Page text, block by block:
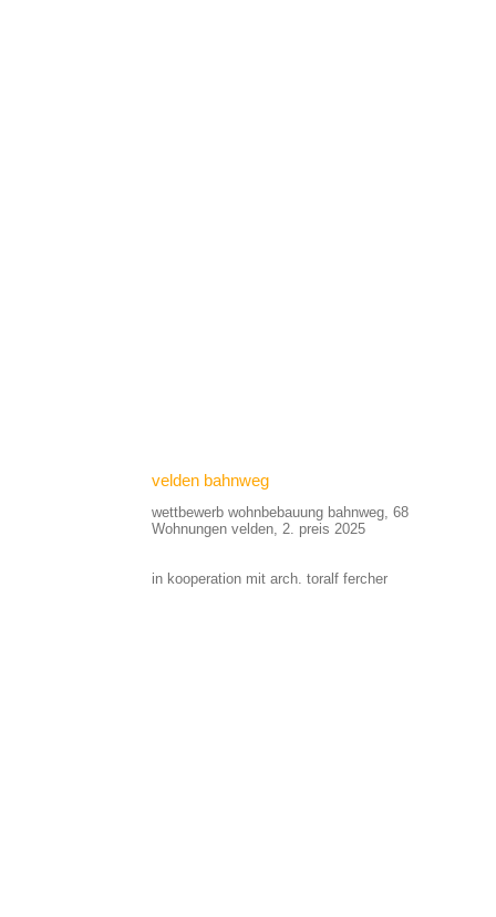
velden bahnweg
wettbewerb wohnbebauung bahnweg, 68
Wohnungen velden, 2. preis 2025
in kooperation mit arch. toralf fercher